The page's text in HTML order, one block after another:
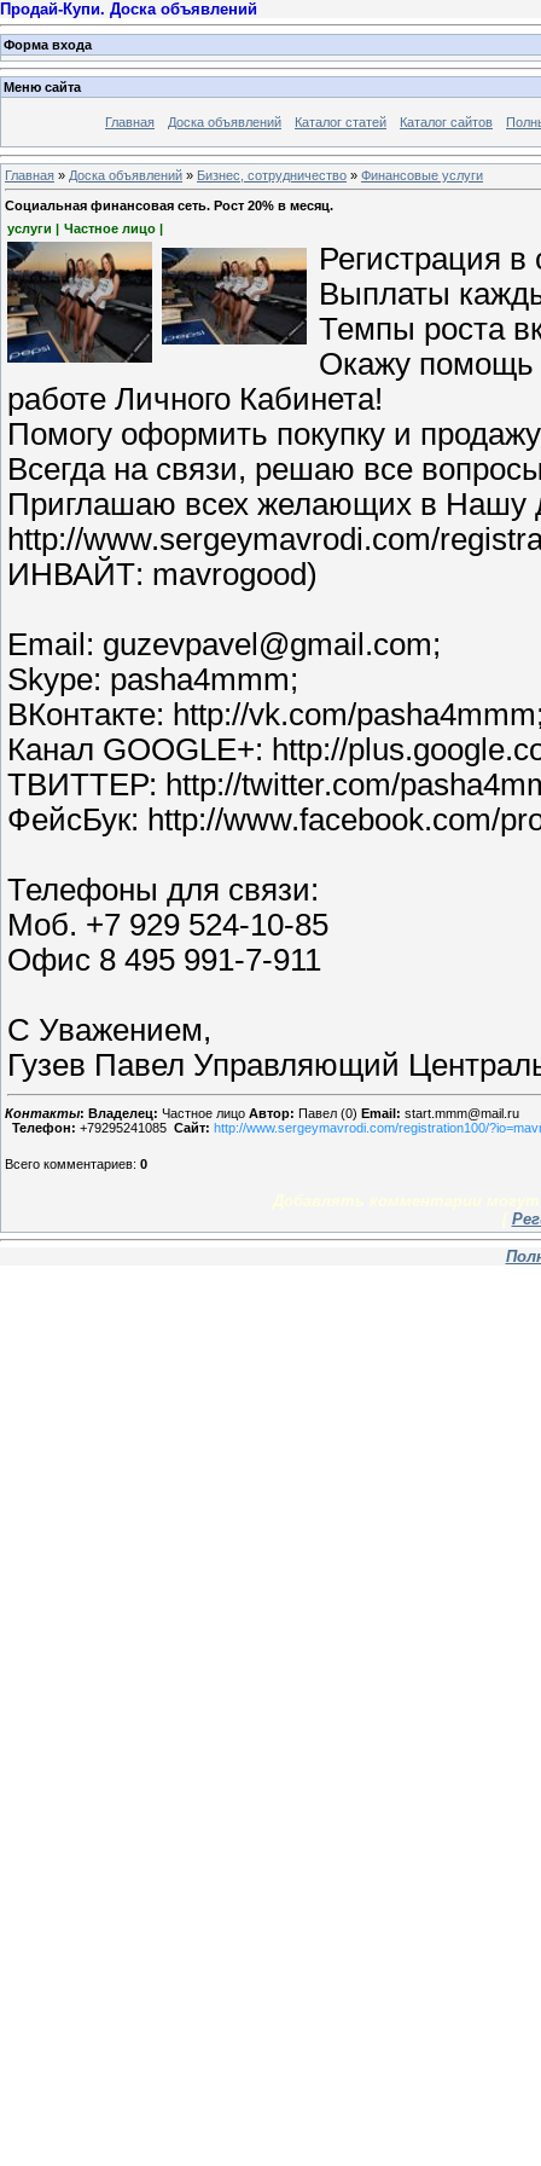
Продай-Купи. Доска объявлений
Форма входа
Меню сайта
Главная Доска объявлений Каталог статей Каталог сайтов
Главная » Доска объявлений » Бизнес, сотрудничество » Финансовые услуги
Социальная финансовая сеть. Рост 20% в месяц.
услуги | Частное лицо |
Регистрация
Выплаты
Темпы роста
Окажу помощь
работе Личного Кабинета!
Помогу оформить покупку и
Всегда на связи, решаю все
Приглашаю всех желающих в Нашу
http://www.sergeymavrodi.com/
ИНВАЙТ: mavrogood)
Email: guzevpavel@gmail.com;
Skype: pasha4mmm;
ВКонтакте: http://vk.com/
Канал GOOGLE+: http://
ТВИТТЕР: http://twitter.com/
ФейсБук: http://www.facebook.com/
Телефоны для связи:
Моб. +7 929 524-10-85
Офис 8 495 991-7-911
С Уважением,
Гузев Павел Управляющий
Контакты: Владелец: Частное лицо Автор: Павел (0) Email: start.mmm@mail.ru
Телефон: +79295241085 Сайт: http://www.sergeymavrodi.com/registration100/
Всего комментариев: 0